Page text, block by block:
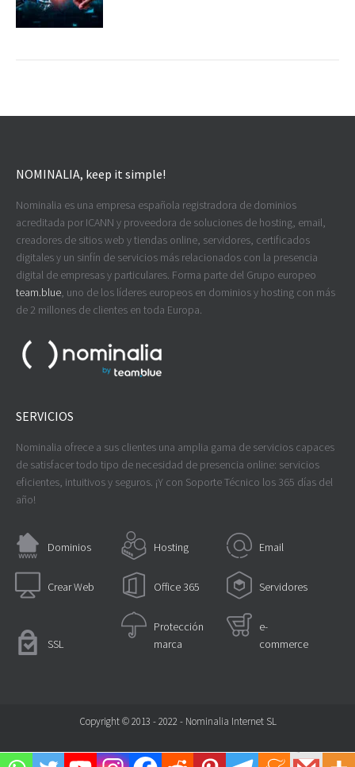
NOMINALIA, keep it simple!
Nominalia es una empresa española registradora de dominios
acreditada por ICANN y proveedora de soluciones de hosting, email,
creadores de sitios web y tiendas online, servidores, certificados
digitales y un sinfín de servicios más relacionados con la presencia
digital de empresas y particulares. Forma parte del Grupo europeo
team.blue, uno de los líderes europeos en dominios y hosting con más
de 2 millones de clientes en toda Europa.
SERVICIOS
Nominalia ofrece a sus clientes una amplia gama de servicios capaces
de satisfacer todo tipo de necesidad de presencia online: servicios
eficientes, intuitivos y seguros. ¡Y con Soporte Técnico los 365 días del
año!
Dominios Hosting Email
Crear Web Office 365 Servidores
SSL
Protección
marca
e-
commerce
Copyright © 2013 - 2022 - Nominalia Internet SL